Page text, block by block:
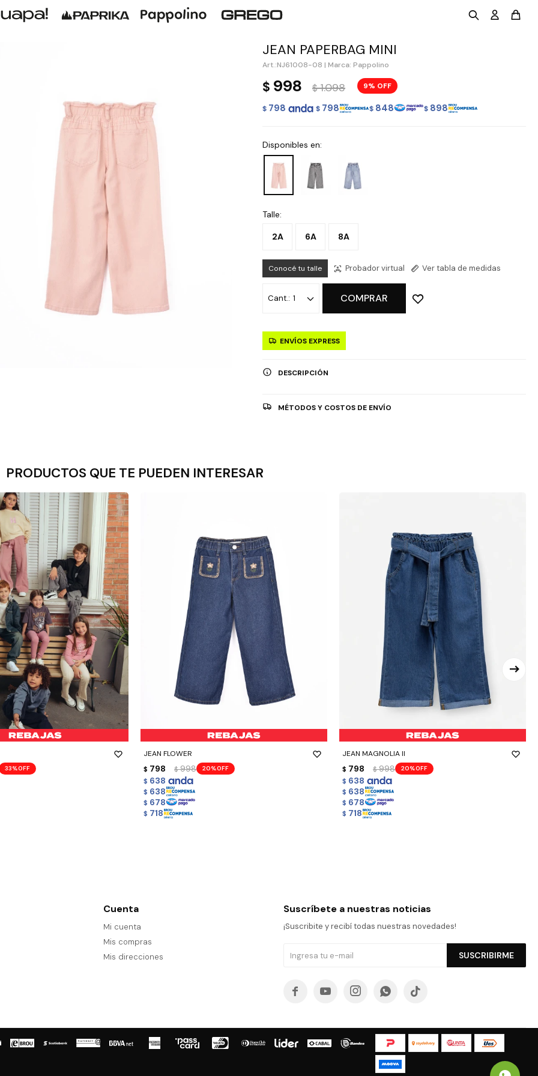
JEAN PAPERBAG MINI
NJ61008-08 | Marca: Pappolino
$ 998 $ 1.098 9
$ 798 $ 798 $ 848 $ 898
Disponibles en:
Talle:
2A 6A 8A
Conocé tu talle Probador virtual Ver tabla de medidas
1 COMPRAR
ENVÍOS EXPRESS
DESCRIPCIÓN
MÉTODOS Y COSTOS DE ENVÍO
PRODUCTOS QUE TE PUEDEN INTERESAR
33
JEAN FLOWER
$ 798 $ 998 20
$ 638
$ 638
$ 678
$ 718
- +
JEAN MAGNOLIA II
$ 798 $ 998 20
$ 638
$ 638
$ 678
$ 718
- +
Cuenta
Mi cuenta
Mis compras
Mis direcciones
Suscríbete a nuestras noticias
¡Suscribite y recibí todas nuestras novedades!
SUSCRIBIRME
    